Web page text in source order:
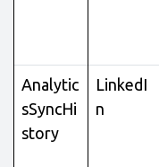
Analytic
sSyncHi
story
LinkedI
n